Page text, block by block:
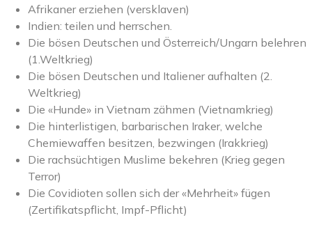
Afrikaner erziehen (versklaven)
Indien: teilen und herrschen.
Die bösen Deutschen und Österreich/Ungarn belehren
(1.Weltkrieg)
Die bösen Deutschen und Italiener aufhalten (2.
Weltkrieg)
Die «Hunde» in Vietnam zähmen (Vietnamkrieg)
Die hinterlistigen, barbarischen Iraker, welche
Chemiewaffen besitzen, bezwingen (Irakkrieg)
Die rachsüchtigen Muslime bekehren (Krieg gegen
Terror)
Die Covidioten sollen sich der «Mehrheit» fügen
(Zertifikatspflicht, Impf-Pflicht)